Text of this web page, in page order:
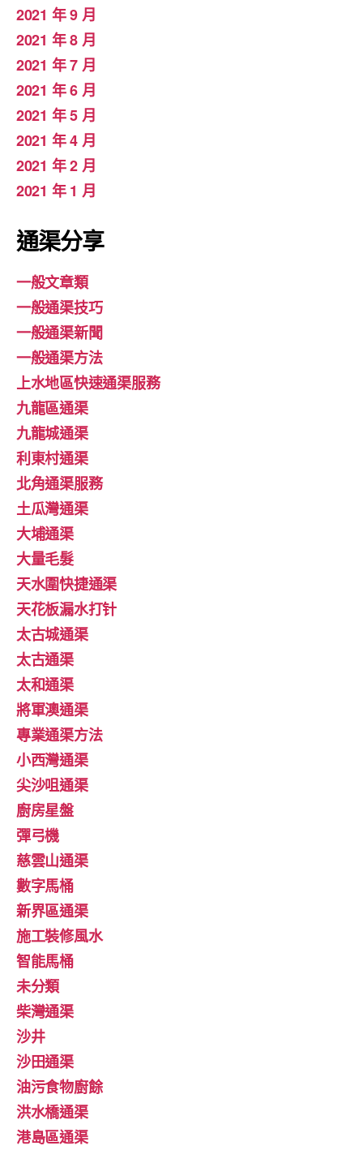
2021 年 9 月
2021 年 8 月
2021 年 7 月
2021 年 6 月
2021 年 5 月
2021 年 4 月
2021 年 2 月
2021 年 1 月
通渠分享
一般文章類
一般通渠技巧
一般通渠新聞
一般通渠方法
上水地區快速通渠服務
九龍區通渠
九龍城通渠
利東村通渠
北角通渠服務
土瓜灣通渠
大埔通渠
大量毛髮
天水圍快捷通渠
天花板漏水打针
太古城通渠
太古通渠
太和通渠
將軍澳通渠
專業通渠方法
小西灣通渠
尖沙咀通渠
廚房星盤
彈弓機
慈雲山通渠
數字馬桶
新界區通渠
施工裝修風水
智能馬桶
未分類
柴灣通渠
沙井
沙田通渠
油污食物廚餘
洪水橋通渠
港島區通渠